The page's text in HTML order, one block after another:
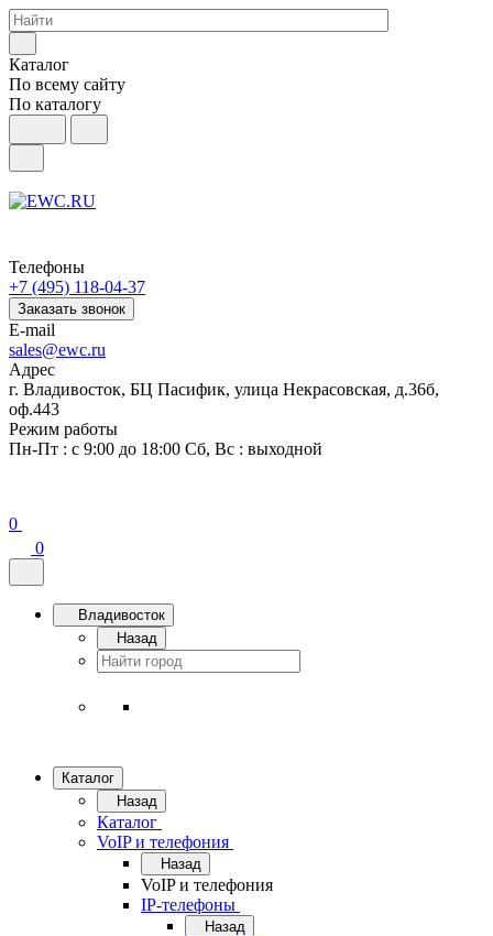
Каталог
По всему сайту
По каталогу
Телефоны
+7 (495) 118-04-37
Заказать звонок
E-mail
sales@ewc.ru
Адрес
г. Владивосток, БЦ Пасифик, улица Некрасовская, д.36б,
оф.443
Режим работы
Пн-Пт : с 9:00 до 18:00 Сб, Вс : выходной
0
0
Владивосток
Назад
Каталог
Назад
Каталог
VoIP и телефония
Назад
VoIP и телефония
IP-телефоны
Назад